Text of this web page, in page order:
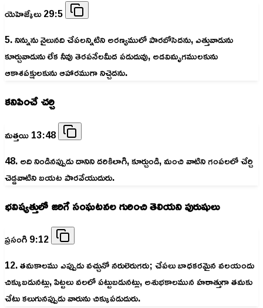
యెహెజ్కేలు 29:5
5. నిన్నును నైలునది చేపలన్నిటిని అరణ్యములో పారబోసెదను, ఎత్తువాడును
కూర్చువాడును లేక నీవు తెరపనేలమీద పడుదువు, అడవిమృగములకును
ఆకాశపక్షులకును ఆహారముగా నిచ్చెదను.
కనిపించే చర్చి
మత్తయి 13:48
48. అది నిండినప్పుడు దానిని దరికిలాగి, కూర్చుండి, మంచి వాటిని గంపలలో చేర్చి
చెడ్డవాటిని బయట పారవేయుదురు.
భవిష్యత్తులో జరిగే సంఘటనల గురించి తెలియని పురుషులు
ప్రసంగి 9:12
12. తమకాలము ఎప్పుడు వచ్చునో నరులెరుగరు; చేపలు బాధకరమైన వలయందు
చిక్కుబడునట్లు, పిట్టలు వలలో పట్టుబడునట్లు, అశుభకాలమున హఠాత్తుగా తమకు
చేటు కలుగునప్పుడు వారును చిక్కుపడుదురు.